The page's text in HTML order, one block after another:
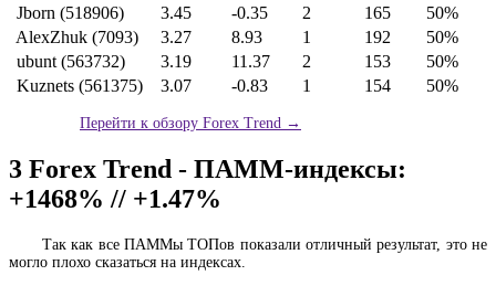
Jborn (518906)
3.45 -0.35 2 165
50%
AlexZhuk (7093)
3.27 8.93 1 192
50%
ubunt (563732)
3.19 11.37 2 153
50%
Kuznets (561375)
3.07 -0.83 1 154 50%
Перейти к обзору Forex Trend →
3 Forex Trend - ПАММ-индексы:
+1468% // +1.47%
Так как все ПАММы ТОПов показали отличный результат, это не
могло плохо сказаться на индексах.